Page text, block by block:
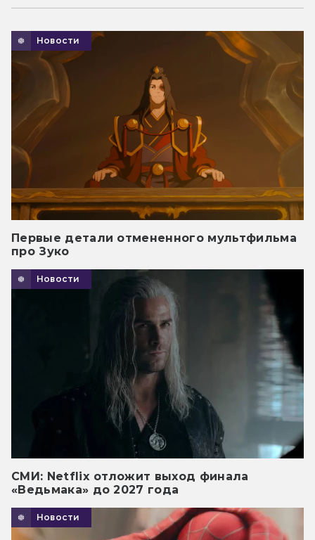
Новости
Первые детали отмененного мультфильма
про Зуко
Новости
СМИ: Netflix отложит выход финала
«Ведьмака» до 2027 года
Новости